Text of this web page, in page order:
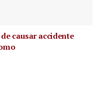
causar accidente